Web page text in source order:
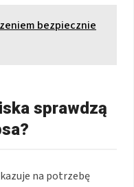
bezpiecznie
sprawdzą
na potrzebę